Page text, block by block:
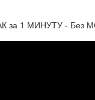
за 1 МИНУТУ - Без